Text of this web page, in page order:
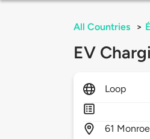
All Countries >
EV
Loop
61